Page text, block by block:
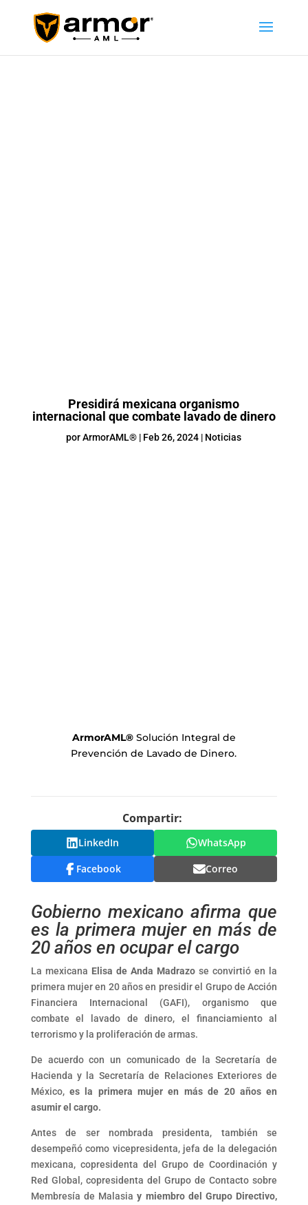
Presidirá mexicana organismo
internacional que combate lavado de dinero
porArmorAML® | Feb 26, 2024 | Noticias
ArmorAML® Solución Integral de
Prevención de Lavado de Dinero.
Compartir:
LinkedIn
WhatsApp
Facebook
Correo
Gobierno mexicano afirma que
es la primera mujer en más de
20 años en ocupar el cargo
La mexicana Elisa de Anda Madrazo se convirtió en la
primera mujer en 20 años en presidir el Grupo de Acción
Financiera Internacional (GAFI), organismo que
combate el lavado de dinero, el financiamiento al
terrorismo y la proliferación de armas.
De acuerdo con un comunicado de la Secretaría de
Hacienda y la Secretaría de Relaciones Exteriores de
México,es la primera mujer en más de 20 años en
asumir el cargo.
Antes de ser nombrada presidenta, también se
desempeñó como vicepresidenta, jefa de la delegación
mexicana, copresidenta del Grupo de Coordinación y
Red Global, copresidenta del Grupo de Contacto sobre
Membresía de Malasiay miembro del Grupo Directivo,